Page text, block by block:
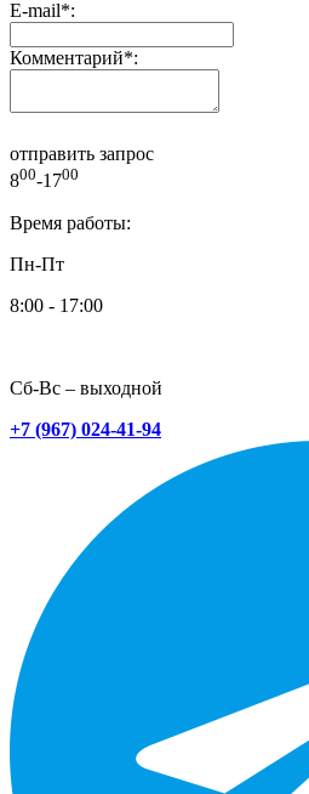
E-mail*:
Комментарий*:
отправить запрос
800-1700
Время работы:
Пн-Пт
8:00 - 17:00
Сб-Вс – выходной
+7 (967) 024-41-94